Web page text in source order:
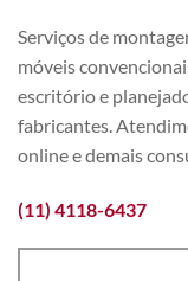
Serviços de
móveis
escritório e
fabricantes.
online e demais
(11) 4118-6437